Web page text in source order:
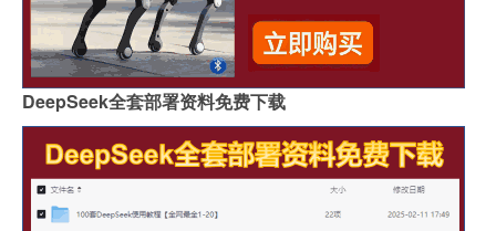
DeepSeek全套部署资料免费下载